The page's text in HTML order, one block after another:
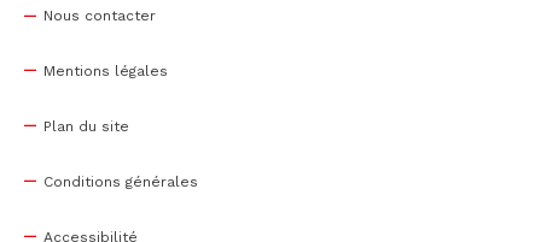
Nous contacter
Mentions légales
Plan du site
Conditions générales
Accessibilité